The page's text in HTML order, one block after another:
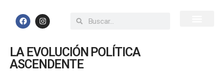
LA EVOLUCIÓN POLÍTICA
ASCENDENTE